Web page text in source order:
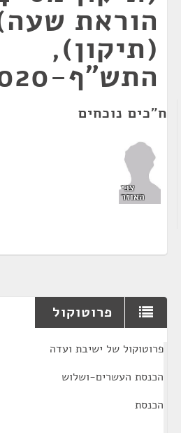
הוראת
(תיקון),
התש"ף-2020
ח"כים נוכחים
צבי
האוזר
פרוטוקול
פרוטוקול של ישיבת ועדה
הכנסת העשרים-ושלוש
הכנסת